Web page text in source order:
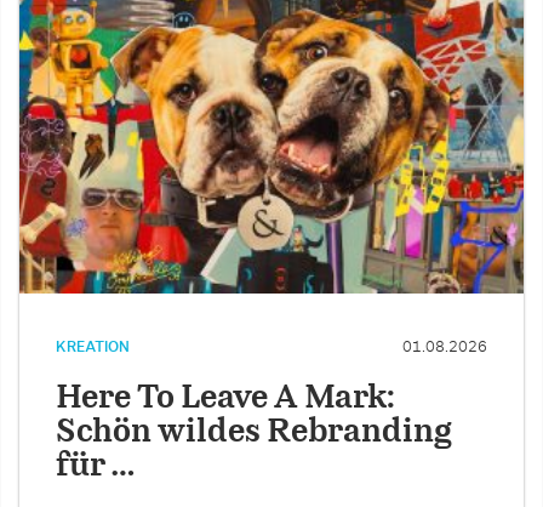
KREATION 01.08.2026
Here To Leave A Mark:
Schön wildes Rebranding
für …